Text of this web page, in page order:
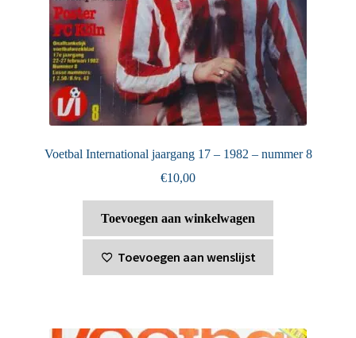
Voetbal International jaargang 17 – 1982 – nummer 8
€10,00
Toevoegen aan winkelwagen
Toevoegen aan wenslijst